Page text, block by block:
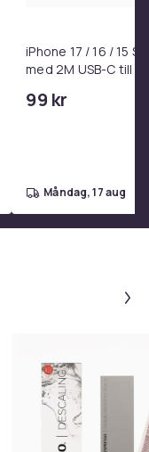
iPhone Laddare
iPhone 17 / 16 / 15
med 2M USB-C till
99 kr
måndag, 17 aug